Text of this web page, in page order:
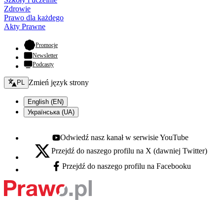
Zdrowie
Prawo dla każdego
Akty Prawne
Promocje- otwiera się w nowej karcie
Newsletter
Podcasty
Zmień język - bieżący:
PL Zmień język strony
English (EN)
Українська (UA)
Youtube - otwiera się w nowej karcie
Odwiedź nasz kanał w serwisie YouTube
X - otwiera się w nowej karcie
Przejdź do naszego profilu na X (dawniej Twitter)
Facebook - otwiera się w nowej karcie
Przejdź do naszego profilu na Facebooku